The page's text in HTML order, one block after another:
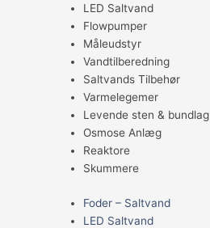
LED Saltvand
Flowpumper
Måleudstyr
Vandtilberedning
Saltvands Tilbehør
Varmelegemer
Levende sten & bundlag
Osmose Anlæg
Reaktore
Skummere
Foder – Saltvand
LED Saltvand